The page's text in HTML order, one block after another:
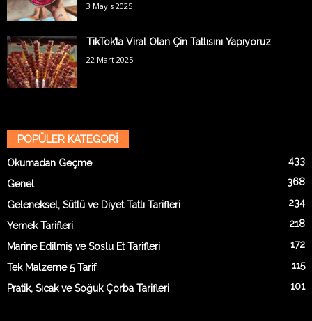
3 Mayıs 2025
TikTok’ta Viral Olan Çin Tatlısını Yapıyoruz
22 Mart 2025
POPÜLER KATEGORİ
Okumadan Geçme 433
Genel 368
Geleneksel, Sütlü ve Diyet Tatlı Tarifleri 234
Yemek Tarifleri 218
Marine Edilmiş ve Soslu Et Tarifleri 172
Tek Malzeme 5 Tarif 115
Pratik, Sıcak ve Soğuk Çorba Tarifleri 101